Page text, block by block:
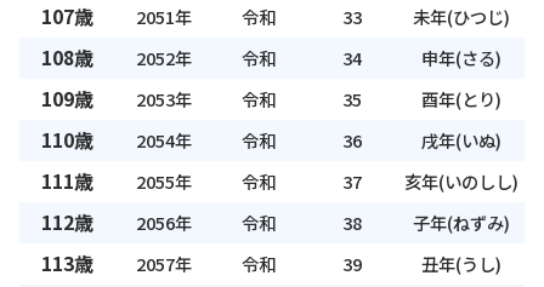
107歳 2051年 令和 33 未年(ひつじ)
108歳 2052年 令和 34 申年(さる)
109歳 2053年 令和 35 酉年(とり)
110歳 2054年 令和 36 戌年(いぬ)
111歳 2055年 令和 37 亥年(いのしし)
112歳 2056年 令和 38 子年(ねずみ)
113歳 2057年 令和 39 丑年(うし)